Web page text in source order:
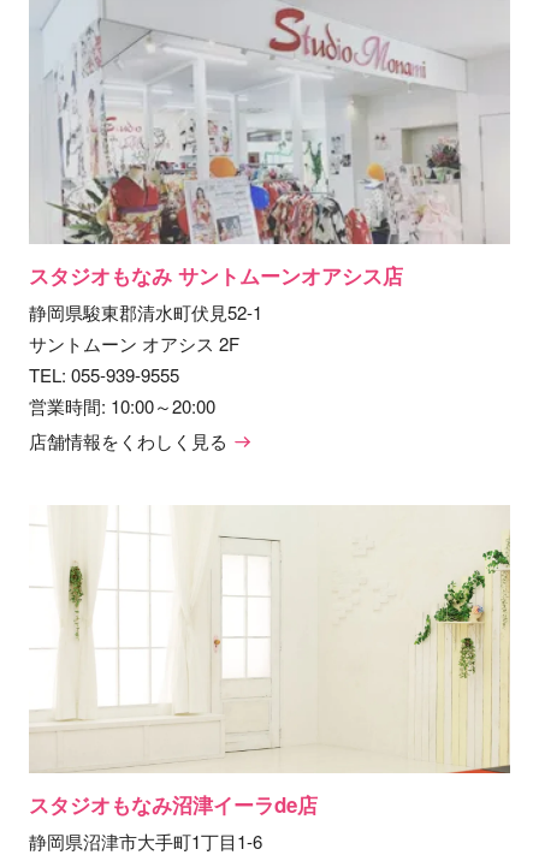
スタジオもなみ サントムーンオアシス店
静岡県駿東郡清水町伏見52-1
サントムーン オアシス 2F
TEL: 055-939-9555
営業時間: 10:00～20:00
店舗情報をくわしく見る
スタジオもなみ沼津イーラde店
静岡県沼津市大手町1丁目1-6